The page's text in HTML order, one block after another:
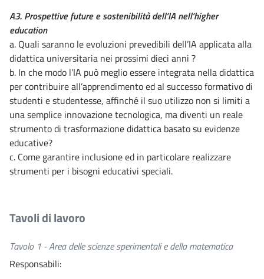
A3. Prospettive future e sostenibilità dell’IA nell’higher
education
a. Quali saranno le evoluzioni prevedibili dell’IA applicata alla
didattica universitaria nei prossimi dieci anni ?
b. In che modo l’IA può meglio essere integrata nella didattica
per contribuire all’apprendimento ed al successo formativo di
studenti e studentesse, affinché il suo utilizzo non si limiti a
una semplice innovazione tecnologica, ma diventi un reale
strumento di trasformazione didattica basato su evidenze
educative?
c. Come garantire inclusione ed in particolare realizzare
strumenti per i bisogni educativi speciali.
Tavoli di lavoro
Tavolo 1 - Area delle scienze sperimentali e della matematica
Responsabili: